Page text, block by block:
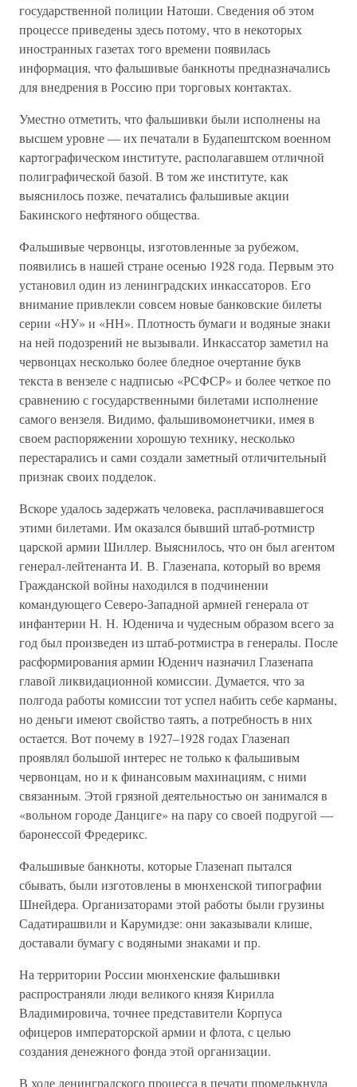
государственной полиции Натоши. Сведения об этом
процессе приведены здесь потому, что в некоторых
иностранных газетах того времени появилась
информация, что фальшивые банкноты предназначались
для внедрения в Россию при торговых контактах.
Уместно отметить, что фальшивки были исполнены на
высшем уровне — их печатали в Будапештском военном
картографическом институте, располагавшем отличной
полиграфической базой. В том же институте, как
выяснилось позже, печатались фальшивые акции
Бакинского нефтяного общества.
Фальшивые червонцы, изготовленные за рубежом,
появились в нашей стране осенью 1928 года. Первым это
установил один из ленинградских инкассаторов. Его
внимание привлекли совсем новые банковские билеты
серии «НУ» и «НН». Плотность бумаги и водяные знаки
на ней подозрений не вызывали. Инкассатор заметил на
червонцах несколько более бледное очертание букв
текста в вензеле с надписью «РСФСР» и более четкое по
сравнению с государственными билетами исполнение
самого вензеля. Видимо, фальшивомонетчики, имея в
своем распоряжении хорошую технику, несколько
перестарались и сами создали заметный отличительный
признак своих подделок.
Вскоре удалось задержать человека, расплачивавшегося
этими билетами. Им оказался бывший штаб-ротмистр
царской армии Шиллер. Выяснилось, что он был агентом
генерал-лейтенанта И. В. Глазенапа, который во время
Гражданской войны находился в подчинении
командующего Северо-Западной армией генерала от
инфантерии Н. Н. Юденича и чудесным образом всего за
год был произведен из штаб-ротмистра в генералы. После
расформирования армии Юденич назначил Глазенапа
главой ликвидационной комиссии. Думается, что за
полгода работы комиссии тот успел набить себе карманы,
но деньги имеют свойство таять, а потребность в них
остается. Вот почему в 1927–1928 годах Глазенап
проявлял большой интерес не только к фальшивым
червонцам, но и к финансовым махинациям, с ними
связанным. Этой грязной деятельностью он занимался в
«вольном городе Данциге» на пару со своей подругой —
баронессой Фредерикс.
Фальшивые банкноты, которые Глазенап пытался
сбывать, были изготовлены в мюнхенской типографии
Шнейдера. Организаторами этой работы были грузины
Садатирашвили и Карумидзе: они заказывали клише,
доставали бумагу с водяными знаками и пр.
На территории России мюнхенские фальшивки
распространяли люди великого князя Кирилла
Владимировича, точнее представители Корпуса
офицеров императорской армии и флота, с целью
создания денежного фонда этой организации.
В ходе ленинградского процесса в печати промелькнула